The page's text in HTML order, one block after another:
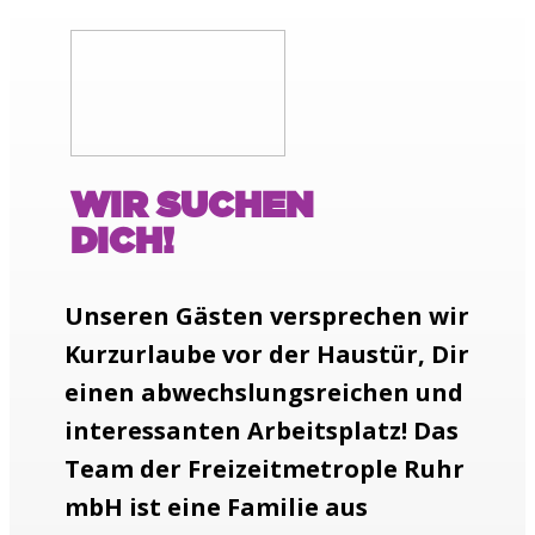
WIR SUCHEN
DICH!
Unseren Gästen versprechen wir
Kurzurlaube vor der Haustür, Dir
einen abwechslungsreichen und
interessanten Arbeitsplatz! Das
Team der Freizeitmetrople Ruhr
mbH ist eine Familie aus